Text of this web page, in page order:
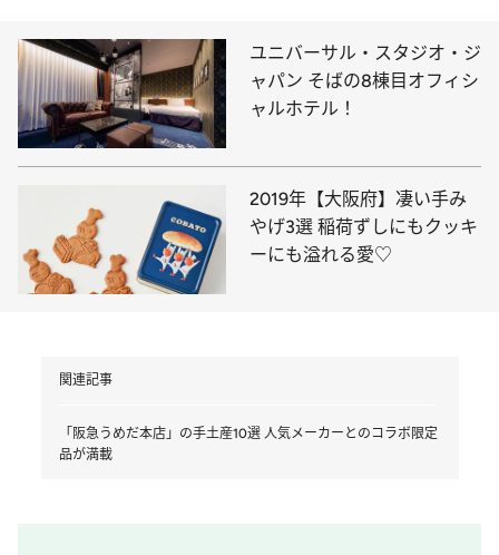
ユニバーサル・スタジオ・ジ
ャパン そばの8棟目オフィシ
ャルホテル！
2019年【大阪府】凄い手み
やげ3選 稲荷ずしにもクッキ
ーにも溢れる愛♡
関連記事
「阪急うめだ本店」の手土産10選 人気メーカーとのコラボ限定
品が満載